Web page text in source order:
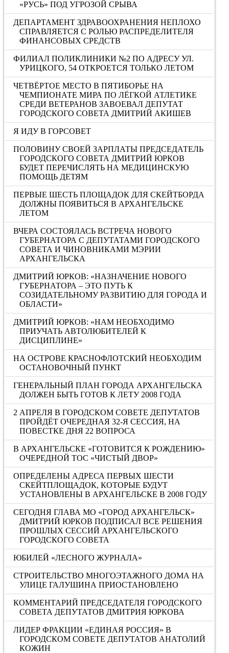
«РУСЬ» ПОД УГРОЗОЙ СРЫВА
ДЕПАРТАМЕНТ ЗДРАВООХРАНЕНИЯ НЕПЛОХО
СПРАВЛЯЕТСЯ С РОЛЬЮ РАСПРЕДЕЛИТЕЛЯ
ФИНАНСОВЫХ СРЕДСТВ
ФИЛИАЛ ПОЛИКЛИНИКИ №2 ПО АДРЕСУ УЛ.
УРИЦКОГО, 54 ОТКРОЕТСЯ ТОЛЬКО ЛЕТОМ
ЧЕТВЁРТОЕ МЕСТО В ПЯТИБОРЬЕ НА
ЧЕМПИОНАТЕ МИРА ПО ЛЁГКОЙ АТЛЕТИКЕ
СРЕДИ ВЕТЕРАНОВ ЗАВОЕВАЛ ДЕПУТАТ
ГОРОДСКОГО СОВЕТА ДМИТРИЙ АКИШЕВ
Я ИДУ В ГОРСОВЕТ
ПОЛОВИНУ СВОЕЙ ЗАРПЛАТЫ ПРЕДСЕДАТЕЛЬ
ГОРОДСКОГО СОВЕТА ДМИТРИЙ ЮРКОВ
БУДЕТ ПЕРЕЧИСЛЯТЬ НА МЕДИЦИНСКУЮ
ПОМОЩЬ ДЕТЯМ
ПЕРВЫЕ ШЕСТЬ ПЛОЩАДОК ДЛЯ СКЕЙТБОРДА
ДОЛЖНЫ ПОЯВИТЬСЯ В АРХАНГЕЛЬСКЕ
ЛЕТОМ
ВЧЕРА СОСТОЯЛАСЬ ВСТРЕЧА НОВОГО
ГУБЕРНАТОРА С ДЕПУТАТАМИ ГОРОДСКОГО
СОВЕТА И ЧИНОВНИКАМИ МЭРИИ
АРХАНГЕЛЬСКА
ДМИТРИЙ ЮРКОВ: «НАЗНАЧЕНИЕ НОВОГО
ГУБЕРНАТОРА – ЭТО ПУТЬ К
СОЗИДАТЕЛЬНОМУ РАЗВИТИЮ ДЛЯ ГОРОДА И
ОБЛАСТИ»
ДМИТРИЙ ЮРКОВ: «НАМ НЕОБХОДИМО
ПРИУЧАТЬ АВТОЛЮБИТЕЛЕЙ К
ДИСЦИПЛИНЕ»
НА ОСТРОВЕ КРАСНОФЛОТСКИЙ НЕОБХОДИМ
ОСТАНОВОЧНЫЙ ПУНКТ
ГЕНЕРАЛЬНЫЙ ПЛАН ГОРОДА АРХАНГЕЛЬСКА
ДОЛЖЕН БЫТЬ ГОТОВ К ЛЕТУ 2008 ГОДА
2 АПРЕЛЯ В ГОРОДСКОМ СОВЕТЕ ДЕПУТАТОВ
ПРОЙДЁТ ОЧЕРЕДНАЯ 32-Я СЕССИЯ, НА
ПОВЕСТКЕ ДНЯ 22 ВОПРОСА
В АРХАНГЕЛЬСКЕ «ГОТОВИТСЯ К РОЖДЕНИЮ»
ОЧЕРЕДНОЙ ТОС «ЧИСТЫЙ ДВОР»
ОПРЕДЕЛЕНЫ АДРЕСА ПЕРВЫХ ШЕСТИ
СКЕЙТПЛОЩАДОК, КОТОРЫЕ БУДУТ
УСТАНОВЛЕНЫ В АРХАНГЕЛЬСКЕ В 2008 ГОДУ
СЕГОДНЯ ГЛАВА МО «ГОРОД АРХАНГЕЛЬСК»
ДМИТРИЙ ЮРКОВ ПОДПИСАЛ ВСЕ РЕШЕНИЯ
ПРОШЛЫХ СЕССИЙ АРХАНГЕЛЬСКОГО
ГОРОДСКОГО СОВЕТА
ЮБИЛЕЙ «ЛЕСНОГО ЖУРНАЛА»
СТРОИТЕЛЬСТВО МНОГОЭТАЖНОГО ДОМА НА
УЛИЦЕ ГАЛУШИНА ПРИОСТАНОВЛЕНО
КОММЕНТАРИЙ ПРЕДСЕДАТЕЛЯ ГОРОДСКОГО
СОВЕТА ДЕПУТАТОВ ДМИТРИЯ ЮРКОВА
ЛИДЕР ФРАКЦИИ «ЕДИНАЯ РОССИЯ» В
ГОРОДСКОМ СОВЕТЕ ДЕПУТАТОВ АНАТОЛИЙ
КОЖИН